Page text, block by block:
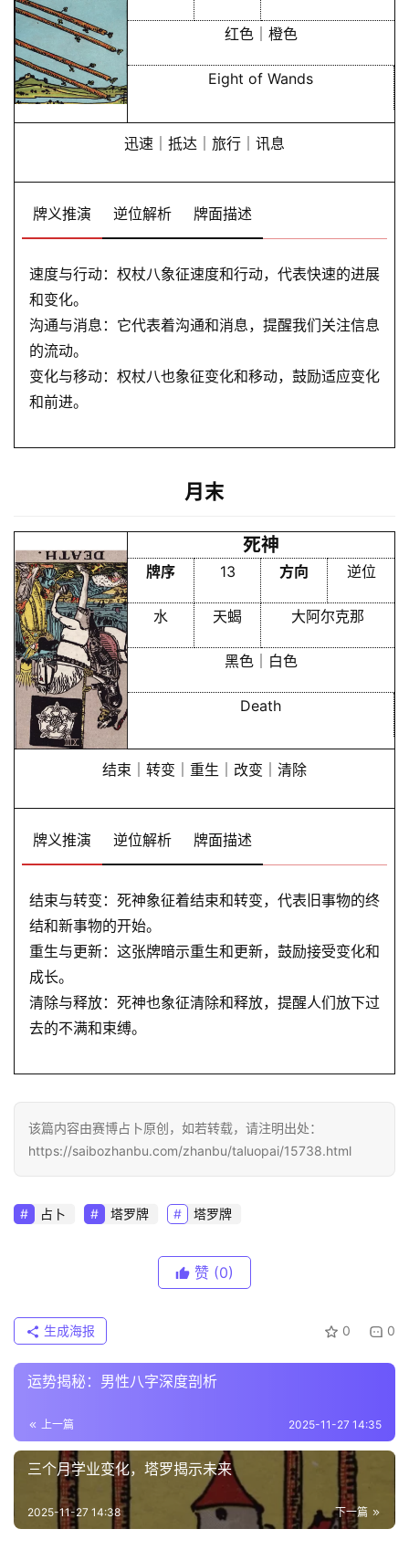
红色｜橙色
Eight of Wands
迅速｜抵达｜旅行｜讯息
牌义推演 逆位解析 牌面描述
速度与行动：权杖八象征速度和行动，代表快速的进展
和变化。
沟通与消息：它代表着沟通和消息，提醒我们关注信息
的流动。
变化与移动：权杖八也象征变化和移动，鼓励适应变化
和前进。
月末
死神
牌序 13 方向 逆位
水 天蝎 大阿尔克那
黑色｜白色
Death
结束｜转变｜重生｜改变｜清除
牌义推演 逆位解析 牌面描述
结束与转变：死神象征着结束和转变，代表旧事物的终
结和新事物的开始。
重生与更新：这张牌暗示重生和更新，鼓励接受变化和
成长。
清除与释放：死神也象征清除和释放，提醒人们放下过
去的不满和束缚。
该篇内容由赛博占卜原创，如若转载，请注明出处：
https://saibozhanbu.com/zhanbu/taluopai/15738.html
占卜 塔罗牌 塔罗牌
赞 (0)
0 0
生成海报
运势揭秘：男性八字深度剖析
上一篇 2025-11-27 14:35
三个月学业变化，塔罗揭示未来
下一篇
2025-11-27 14:38